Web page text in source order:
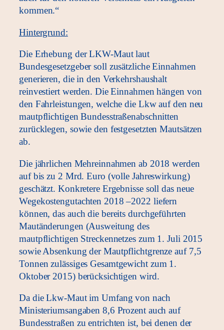
kommen.“
Hintergrund:
Die Erhebung der LKW-Maut laut
Bundesgesetzgeber soll zusätzliche Einnahmen
generieren, die in den Verkehrshaushalt
reinvestiert werden. Die Einnahmen hängen von
den Fahrleistungen, welche die Lkw auf den neu
mautpflichtigen Bundesstraßenabschnitten
zurücklegen, sowie den festgesetzten Mautsätzen
ab.
Die jährlichen Mehreinnahmen ab 2018 werden
auf bis zu 2 Mrd. Euro (volle Jahreswirkung)
geschätzt. Konkretere Ergebnisse soll das neue
Wegekostengutachten 2018 –2022 liefern
können, das auch die bereits durchgeführten
Mautänderungen (Ausweitung des
mautpflichtigen Streckennetzes zum 1. Juli 2015
sowie Absenkung der Mautpflichtgrenze auf 7,5
Tonnen zulässiges Gesamtgewicht zum 1.
Oktober 2015) berücksichtigen wird.
Da die Lkw-Maut im Umfang von nach
Ministeriumsangaben 8,6 Prozent auch auf
Bundesstraßen zu entrichten ist, bei denen der